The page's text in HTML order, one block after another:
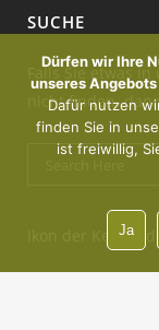
SUCHE
Falls Sie etwas
nicht finden,
Ikon der Kerze :
Dürfen wir Ihre
unseres
Dafür nutzen
finden Sie in
ist freiwillig,
Ja